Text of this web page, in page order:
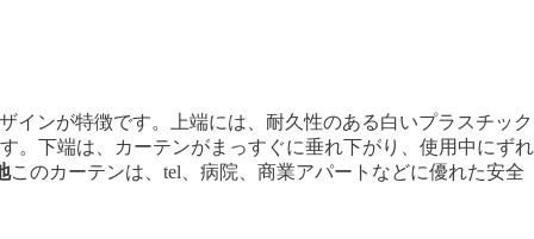
インが特徴です。上端には、耐久性のある白いプラスチック
。下端は、カーテンがまっすぐに垂れ下がり、使用中にずれ
このカーテンは、tel、病院、商業アパートなどに優れた安全